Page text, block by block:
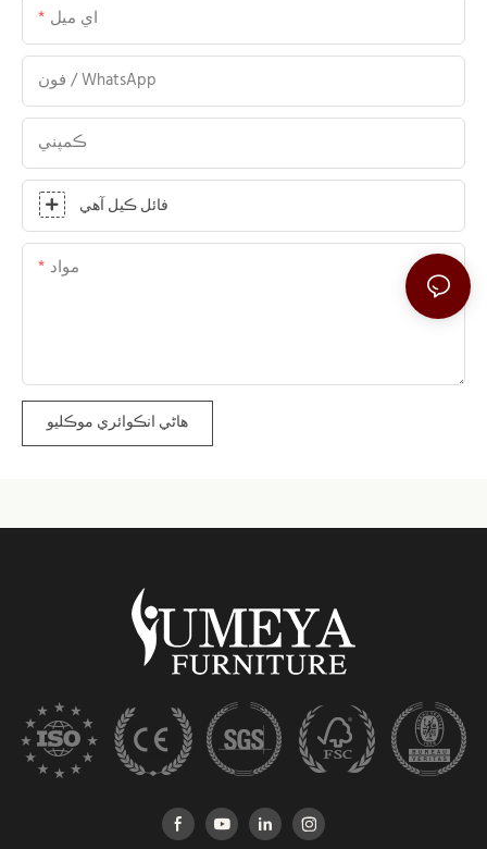
اي ميل
فون / WhatsApp
ڪمپني
فائل ڪيل آهي
مواد
هاڻي انڪوائري موڪليو